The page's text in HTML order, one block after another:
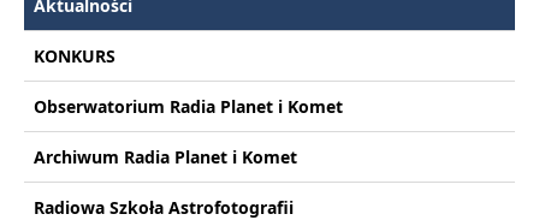
Aktualności
KONKURS
Obserwatorium Radia Planet i Komet
Archiwum Radia Planet i Komet
Radiowa Szkoła Astrofotografii